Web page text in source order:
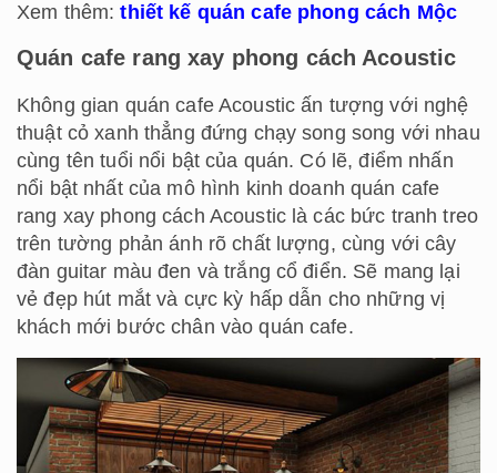
Xem thêm:thiết kế quán cafe phong cách Mộc
Quán cafe rang xay phong cách Acoustic
Không gian quán cafe Acoustic ấn tượng với nghệ
thuật cỏ xanh thẳng đứng chạy song song với nhau
cùng tên tuổi nổi bật của quán. Có lẽ, điểm nhấn
nổi bật nhất của mô hình kinh doanh quán cafe
rang xay phong cách Acoustic là các bức tranh treo
trên tường phản ánh rõ chất lượng, cùng với cây
đàn guitar màu đen và trắng cổ điển. Sẽ mang lại
vẻ đẹp hút mắt và cực kỳ hấp dẫn cho những vị
khách mới bước chân vào quán cafe.